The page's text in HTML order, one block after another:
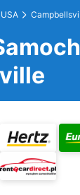
USA